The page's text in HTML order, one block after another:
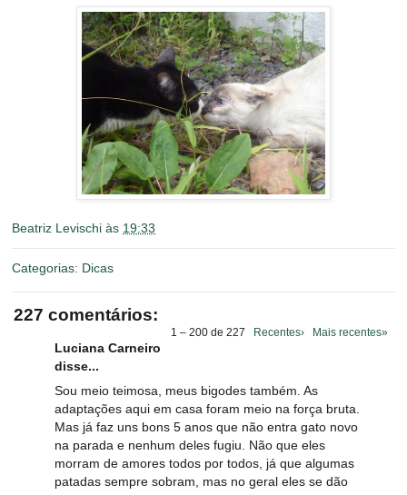
Beatriz Levischi às 19:33
Categorias: Dicas
227 comentários:
1 – 200 de 227 Recentes› Mais recentes»
Luciana Carneiro
disse...
Sou meio teimosa, meus bigodes também. As
adaptações aqui em casa foram meio na força bruta.
Mas já faz uns bons 5 anos que não entra gato novo
na parada e nenhum deles fugiu. Não que eles
morram de amores todos por todos, já que algumas
patadas sempre sobram, mas no geral eles se dão